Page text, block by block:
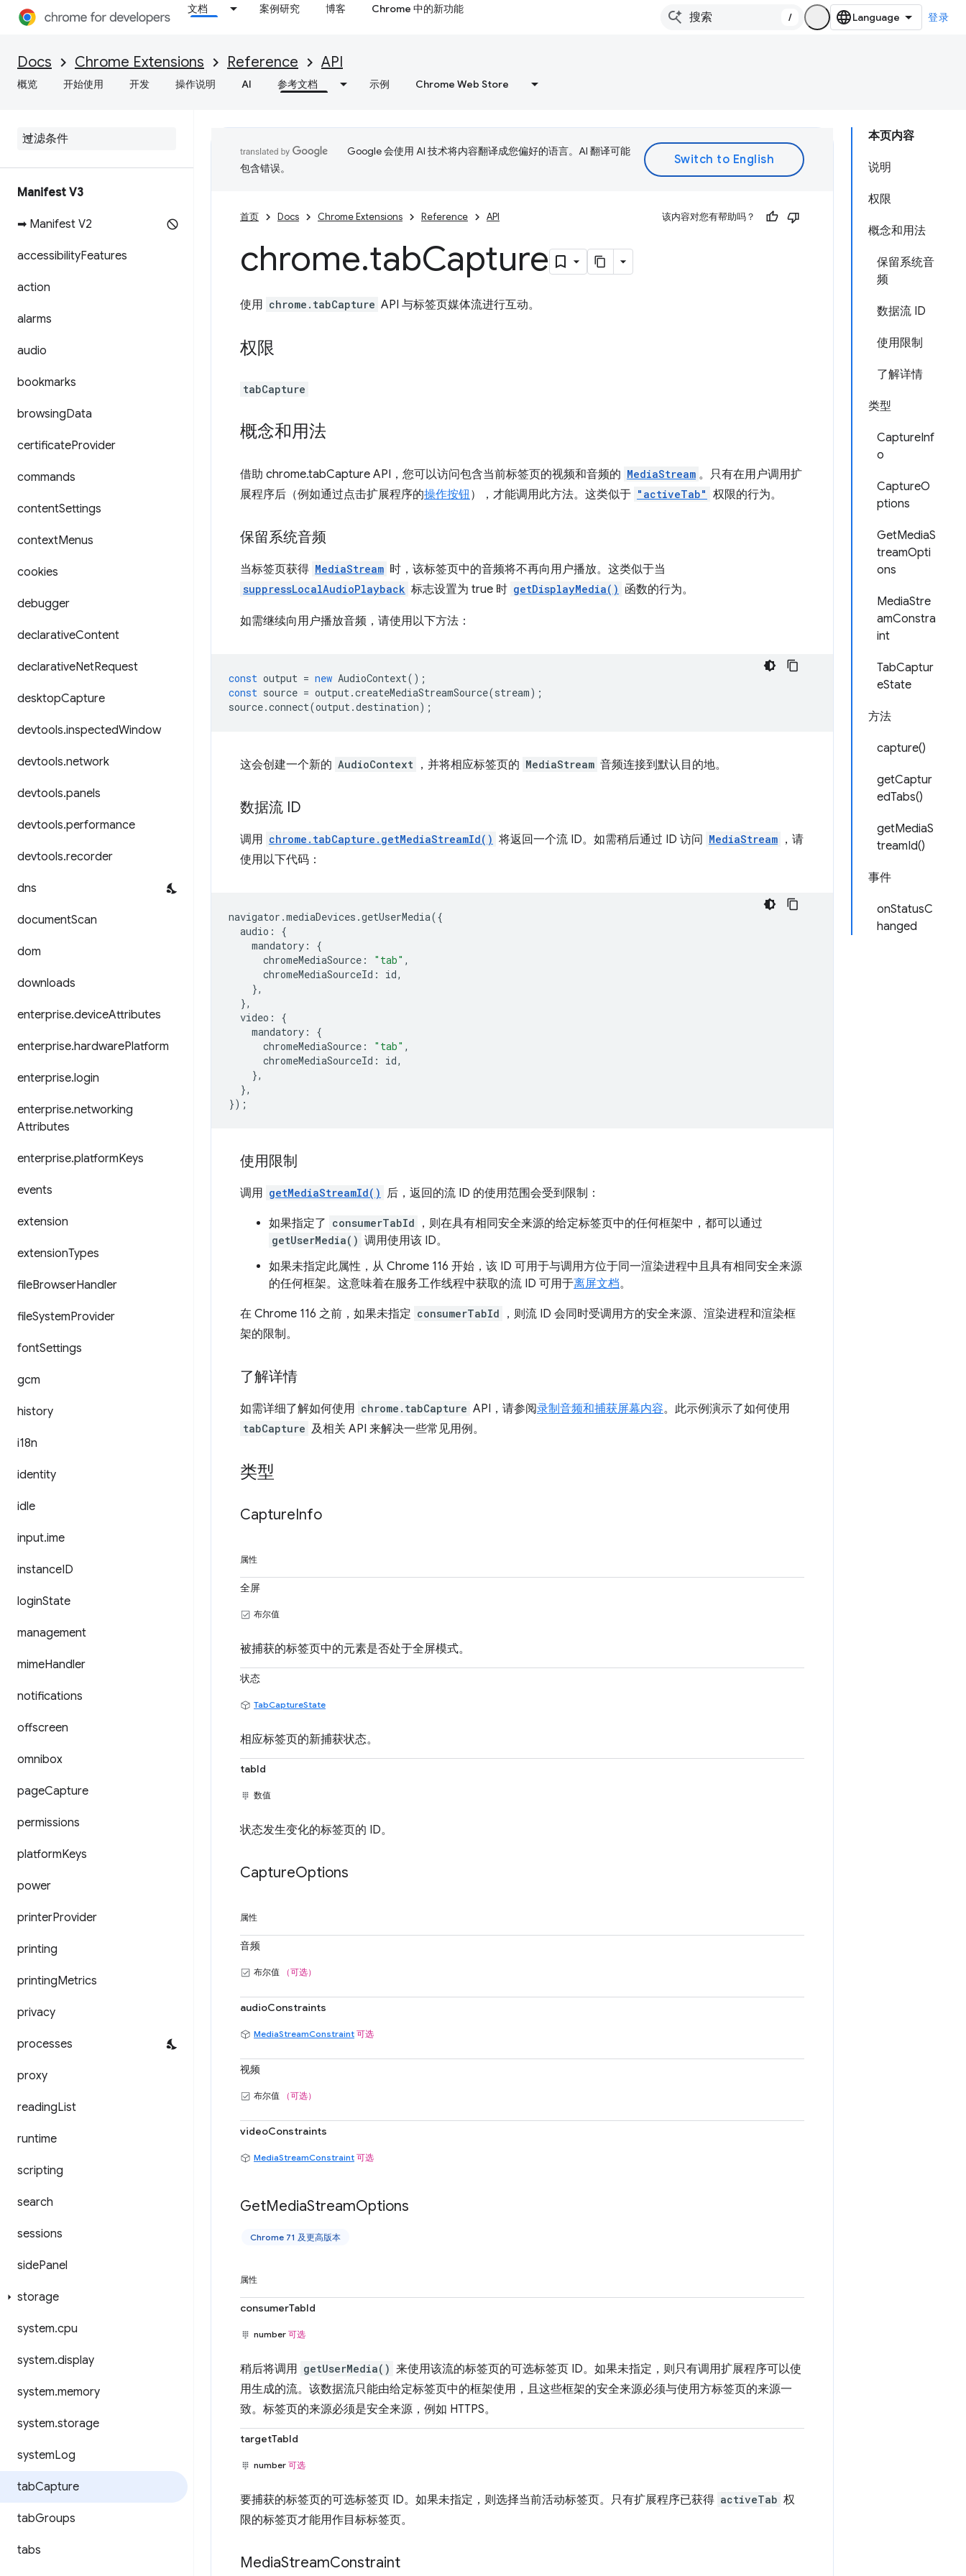
文档 案例研究 博客 Chrome 中的新功能
/ 登录
Docs Chrome Extensions Reference API
概览 开始使用 开发 操作说明 AI 参考文档 示例 Chrome Web Store
Manifest V3
➡ Manifest V2
accessibilityFeatures
action
alarms
audio
bookmarks
browsingData
certificateProvider
commands
contentSettings
contextMenus
cookies
debugger
declarativeContent
declarativeNetRequest
desktopCapture
devtools.inspectedWindow
devtools.network
devtools.panels
devtools.performance
devtools.recorder
dns
documentScan
dom
downloads
enterprise.deviceAttributes
enterprise.hardwarePlatform
enterprise.login
enterprise.networking
Attributes
enterprise.platformKeys
events
extension
extensionTypes
fileBrowserHandler
fileSystemProvider
fontSettings
gcm
history
i18n
identity
idle
input.ime
instanceID
loginState
management
mimeHandler
notifications
offscreen
omnibox
pageCapture
permissions
platformKeys
power
printerProvider
printing
printingMetrics
privacy
processes
proxy
readingList
runtime
scripting
search
sessions
sidePanel
storage
system.cpu
system.display
system.memory
system.storage
systemLog
tabCapture
tabGroups
tabs
本页内容
说明
权限
概念和用法
保留系统音
频
数据流 ID
使用限制
了解详情
类型
CaptureInf
o
CaptureO
ptions
GetMediaS
treamOpti
ons
MediaStre
amConstra
int
TabCaptur
eState
方法
capture()
getCaptur
edTabs()
getMediaS
treamId()
事件
onStatusC
hanged
Google 会使用 AI 技术将内容翻译成您偏好的语言。AI 翻译可能
包含错误。
首页 Docs Chrome Extensions Reference API 该内容对您有帮助吗？
chrome.tabCapture
使用 chrome.tabCapture API 与标签页媒体流进行互动。
权限
tabCapture
概念和用法
借助 chrome.tabCapture API，您可以访问包含当前标签页的视频和音频的 MediaStream 。只有在用户调用扩
展程序后（例如通过点击扩展程序的操作按钮），才能调用此方法。这类似于 "activeTab" 权限的行为。
保留系统音频
当标签页获得 MediaStream 时，该标签页中的音频将不再向用户播放。这类似于当
suppressLocalAudioPlayback 标志设置为 true 时 getDisplayMedia() 函数的行为。
如需继续向用户播放音频，请使用以下方法：
const output = new AudioContext();
const source = output.createMediaStreamSource(stream);
source.connect(output.destination);
这会创建一个新的 AudioContext ，并将相应标签页的 MediaStream 音频连接到默认目的地。
数据流 ID
调用 chrome.tabCapture.getMediaStreamId() 将返回一个流 ID。如需稍后通过 ID 访问 MediaStream ，请
使用以下代码：
navigator .mediaDevices .getUserMedia({
audio :
{
mandatory :
{
chromeMediaSource : "tab" ,
chromeMediaSourceId : id,
},
},
video :
{
mandatory :
{
chromeMediaSource : "tab" ,
chromeMediaSourceId : id,
},
},
});
使用限制
调用 getMediaStreamId() 后，返回的流 ID 的使用范围会受到限制：
如果指定了 consumerTabId ，则在具有相同安全来源的给定标签页中的任何框架中，都可以通过
getUserMedia() 调用使用该 ID。
如果未指定此属性，从 Chrome 116 开始，该 ID 可用于与调用方位于同一渲染进程中且具有相同安全来源
的任何框架。这意味着在服务工作线程中获取的流 ID 可用于离屏文档。
在 Chrome 116 之前，如果未指定 consumerTabId
，则流 ID 会同时受调用方的安全来源、渲染进程和渲染框
架的限制。
了解详情
如需详细了解如何使用 chrome.tabCapture API，请参阅录制音频和捕获屏幕内容。此示例演示了如何使用
tabCapture 及相关 API 来解决一些常见用例。
类型
CaptureInfo
属性
全屏
布尔值
被捕获的标签页中的元素是否处于全屏模式。
状态
TabCaptureState
相应标签页的新捕获状态。
tabId
数值
状态发生变化的标签页的 ID。
CaptureOptions
属性
音频
布尔值 （可选）
audioConstraints
MediaStreamConstraint 可选
视频
布尔值 （可选）
videoConstraints
MediaStreamConstraint 可选
GetMediaStreamOptions
Chrome 71 及更高版本
属性
consumerTabId
number 可选
稍后将调用 getUserMedia() 来使用该流的标签页的可选标签页 ID。如果未指定，则只有调用扩展程序可以使
用生成的流。该数据流只能由给定标签页中的框架使用，且这些框架的安全来源必须与使用方标签页的来源一
致。标签页的来源必须是安全来源，例如 HTTPS。
targetTabId
number 可选
要捕获的标签页的可选标签页 ID。如果未指定，则选择当前活动标签页。只有扩展程序已获得 activeTab 权
限的标签页才能用作目标标签页。
MediaStreamConstraint